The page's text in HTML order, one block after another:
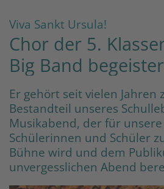
Viva Sankt Ursula!
Chor der 5.
Big Band
Er gehört seit vielen Jahren
Bestandteil unseres
Musikabend, der für
Schülerinnen und Schüler
Bühne wird und dem
unvergesslichen Abend